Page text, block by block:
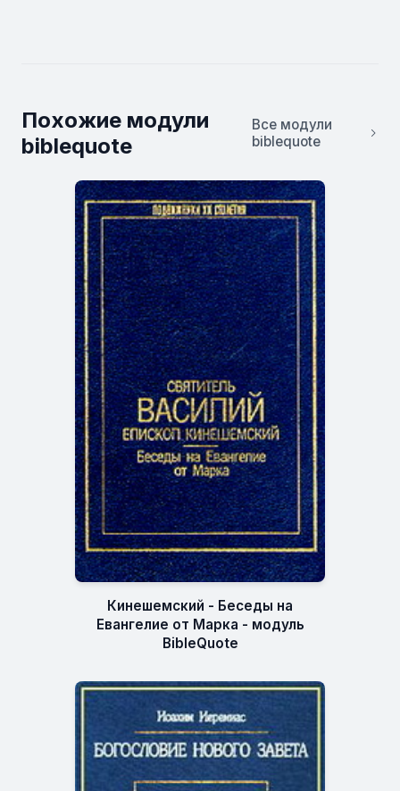
Похожие модули
biblequote
Все модули
biblequote
Кинешемский - Беседы на
Евангелие от Марка - модуль
BibleQuote